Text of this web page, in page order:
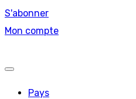
S'abonner
Mon compte
Pays